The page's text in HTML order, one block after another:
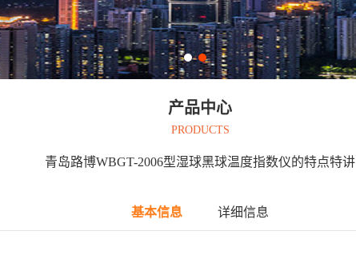
产品中心
PRODUCTS
青岛路博WBGT-2006型湿球黑球温度指数仪的特点特讲
基本信息 详细信息